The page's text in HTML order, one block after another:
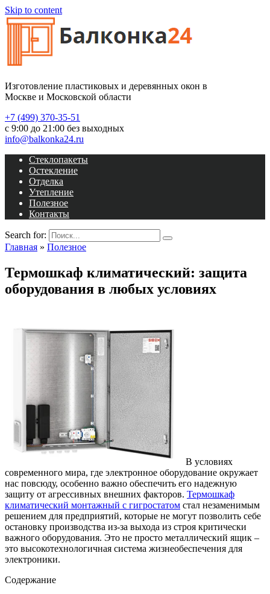
Skip to content
Изготовление пластиковых и деревянных окон в
Москве и Московской области
+7 (499) 370-35-51
с 9:00 до 21:00 без выходных
info@balkonka24.ru
Стеклопакеты
Остекление
Отделка
Утепление
Полезное
Контакты
Search for:
Главная » Полезное
Термошкаф климатический: защита
оборудования в любых условиях
В условиях
современного мира, где электронное оборудование окружает
нас повсюду, особенно важно обеспечить его надежную
защиту от агрессивных внешних факторов. Термошкаф
климатический монтажный с гигростатом стал незаменимым
решением для предприятий, которые не могут позволить себе
остановку производства из-за выхода из строя критически
важного оборудования. Это не просто металлический ящик –
это высокотехнологичная система жизнеобеспечения для
электроники.
Содержание